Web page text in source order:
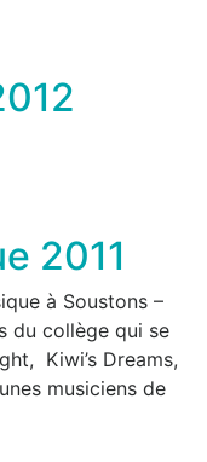
2011
à Soustons –
du collège qui se
Kiwi’s Dreams,
musiciens de